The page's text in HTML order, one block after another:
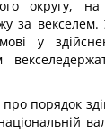
округу,
за векселем.
у
порядок